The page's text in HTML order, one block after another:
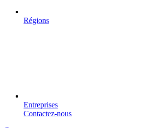
Régions
Entreprises
Contactez-nous